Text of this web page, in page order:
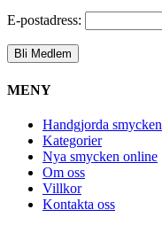
E-postadress:
MENY
Handgjorda smycken
Kategorier
Nya smycken online
Om oss
Villkor
Kontakta oss